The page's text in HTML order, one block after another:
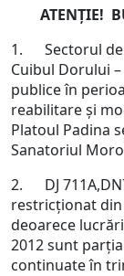
ATENŢIE!
1. Sectorul de
Cuibul Dorului
publice în
reabilitare şi
Platoul Padina
Sanatoriul
2. DJ
restricţionat
deoarece
2012 sunt
continuate în